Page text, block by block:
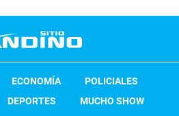
ECONOMÍA
POLICIALES
DEPORTES
MUCHO SHOW